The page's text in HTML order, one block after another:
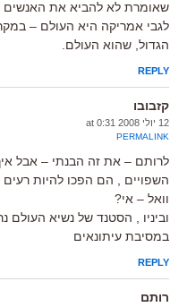
שאומרת לא להביא את האנשים
לגבי אמריקה היא העולם –
הגדול, שהוא העולם.
REPLY
קזבובו
12 יולי 2008 at 0:31
PERMALINK
לרותם – את זה הבנתי – אבל
השפויים , הם הפכו להיות
וואל – אי?
וביניו , הסטנד של נשיא העולם
במסיבת עיתונאים
REPLY
רותם